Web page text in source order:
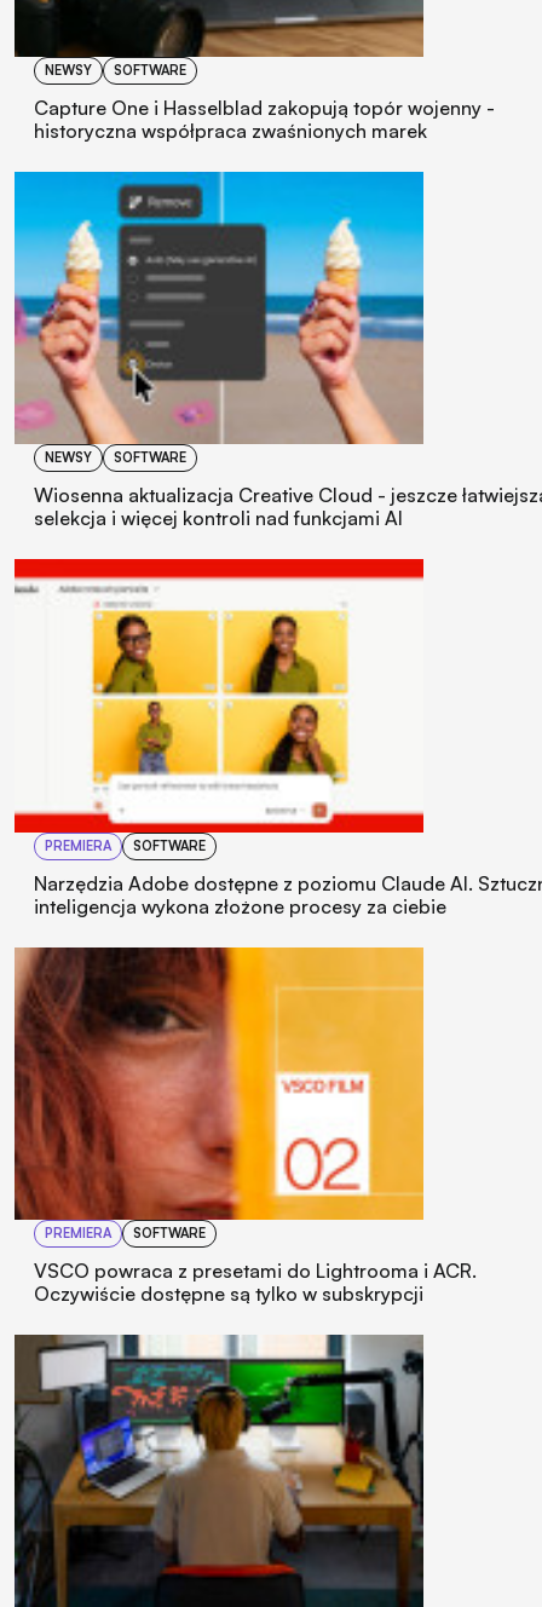
NEWSY SOFTWARE
Capture One i Hasselblad zakopują topór wojenny -
historyczna współpraca zwaśnionych marek
NEWSY SOFTWARE
Wiosenna aktualizacja Creative Cloud - jeszcze
selekcja i więcej kontroli nad funkcjami AI
PREMIERA SOFTWARE
Narzędzia Adobe dostępne z poziomu Claude AI.
inteligencja wykona złożone procesy za ciebie
PREMIERA SOFTWARE
VSCO powraca z presetami do Lightrooma i ACR.
Oczywiście dostępne są tylko w subskrypcji